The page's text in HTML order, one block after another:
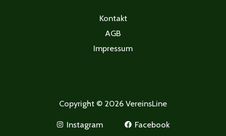
Kontakt
AGB
Impressum
Copyright © 2026 VereinsLine
Instagram Facebook